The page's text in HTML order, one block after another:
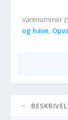
Varenummer
og have,